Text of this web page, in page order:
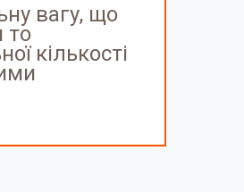
вагу, що
то
кількості